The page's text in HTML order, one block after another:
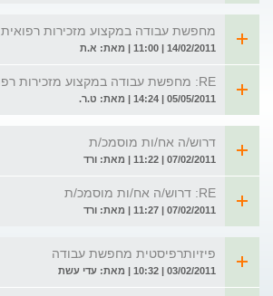
מחפשת עבודה במקצוע מזכירות רפואית,
14/02/2011 | 11:00 | מאת: א.ת
RE: מחפשת עבודה במקצוע מזכירות רפואית,
05/05/2011 | 14:24 | מאת: ט.ר.
דרוש/ה אח/ות מוסמכ/ת
07/02/2011 | 11:22 | מאת: ורד
RE: דרוש/ה אח/ות מוסמכ/ת
07/02/2011 | 11:27 | מאת: ורד
פיזיותרפיסטית מחפשת עבודה
03/02/2011 | 10:32 | מאת: עדי עשת